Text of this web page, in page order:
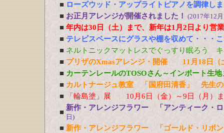
■ ローズウッド・アップライトピアノを調律し
■ お正月アレンジが開催されました！ (2017年12
■ 年内は30日（土）まで、新年は1月2日より営
■ テレビスペースにグラスや棚を収めて・・・
■ ネルトニックマットレスでぐっすり眠ろう
■ プリザのXmasアレンジ・開催 11月18日（
■ カーテンレールのTOSOさん～インポート生地
■ カルトナージュ教室 「国府田清香」 先生の
■
「輪島塗」展 10月6日（金）～9日（月）
■
新作・アレンジフラワー 「アンティーク・
日)
■ 新作・アレンジフラワー 「ゴールド・リボ